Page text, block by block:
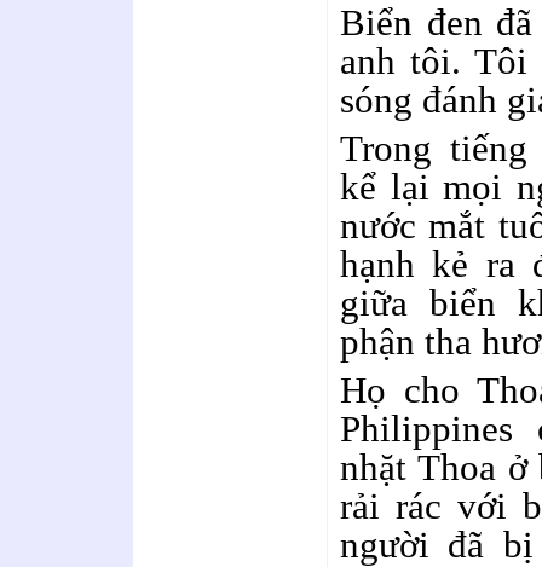
Biển đen
anh tôi. Tôi
sóng đánh
Trong tiếng
kể lại mọi
nước mắt
hạnh kẻ ra
giữa biển
phận tha
Họ cho
nhặt Thoa ở
rải rác với
người đã